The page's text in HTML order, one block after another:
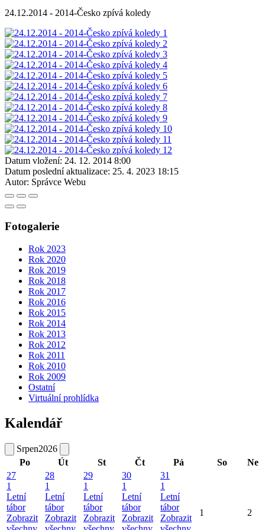
24.12.2014 - 2014-Česko zpívá koledy
Datum vložení: 24. 12. 2014 8:00
Datum poslední aktualizace: 25. 4. 2023 18:15
Autor: Správce Webu
Fotogalerie
Rok 2023
Rok 2020
Rok 2019
Rok 2018
Rok 2017
Rok 2016
Rok 2015
Rok 2014
Rok 2013
Rok 2012
Rok 2011
Rok 2010
Rok 2009
Ostatní
Virtuální prohlídka
Kalendář
Srpen2026
Po
Út St Čt Pá So
Ne
27
1
Letní
tábor
Zobrazit
28
1
Letní
tábor
Zobrazit
29
1
Letní
tábor
Zobrazit
30
1
Letní
tábor
Zobrazit
31
1
Letní
tábor
Zobrazit
1 2